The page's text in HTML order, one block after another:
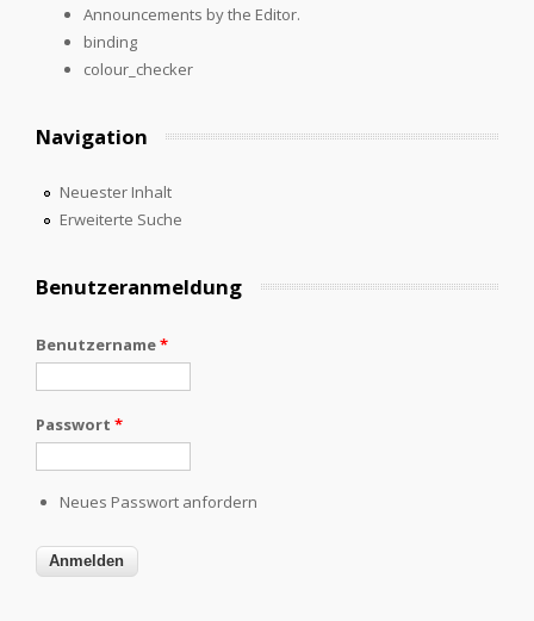
Announcements by the Editor.
binding
colour_checker
Navigation
Neuester Inhalt
Erweiterte Suche
Benutzeranmeldung
Benutzername*
Passwort *
Neues Passwort anfordern